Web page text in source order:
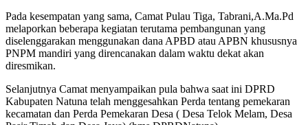
Pada kesempatan yang sama, Camat Pulau Tiga, Tabrani,A.Ma.Pd
melaporkan beberapa kegiatan terutama pembangunan yang
diselenggarakan menggunakan dana APBD atau APBN khususnya
PNPM mandiri yang direncanakan dalam waktu dekat akan
diresmikan.
Selanjutnya Camat menyampaikan pula bahwa saat ini DPRD
Kabupaten Natuna telah menggesahkan Perda tentang pemekaran
kecamatan dan Perda Pemekaran Desa ( Desa Telok Melam, Desa